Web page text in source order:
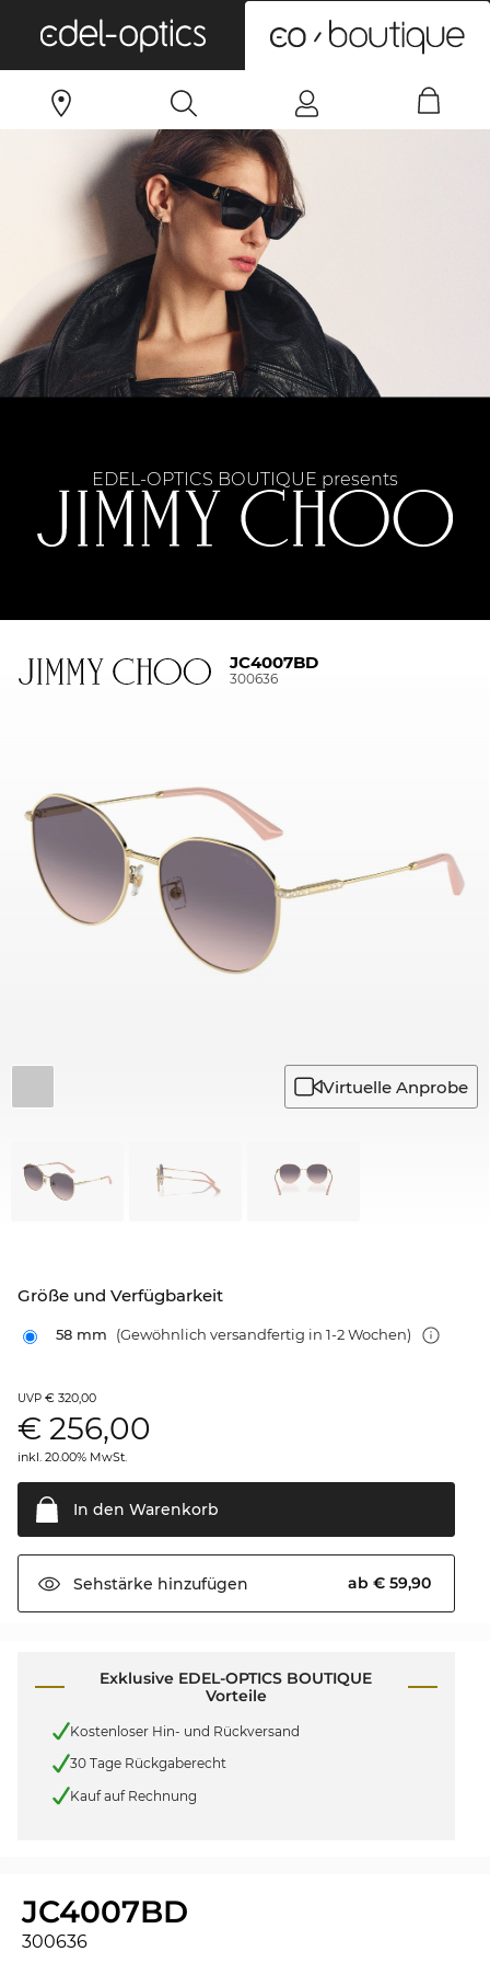
EDEL-OPTICS BOUTIQUE presents
JC4007BD
300636
Virtuelle Anprobe
Größe und Verfügbarkeit
58 mm (Gewöhnlich versandfertig in 1-2 Wochen)
UVP € 320,00
€ 256,00
inkl. 20.00% MwSt.
In den Warenkorb
Sehstärke hinzufügen ab € 59,90
Exklusive EDEL-OPTICS BOUTIQUE
Vorteile
Kostenloser Hin- und Rückversand
30 Tage Rückgaberecht
Kauf auf Rechnung
JC4007BD
300636